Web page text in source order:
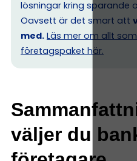
lösningar kring sparande
Oavsett är det smart att
med. Läs mer om allt
företagspaket här.
väljer du